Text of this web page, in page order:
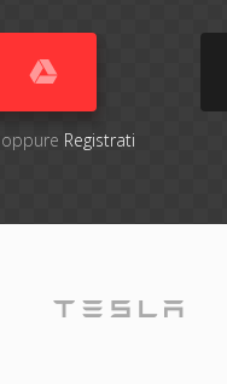
Registrati